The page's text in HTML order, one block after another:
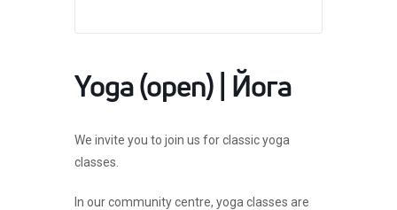
Yoga (open) | Йога
We invite you to join us for classic yoga
classes.
In our community centre, yoga classes are